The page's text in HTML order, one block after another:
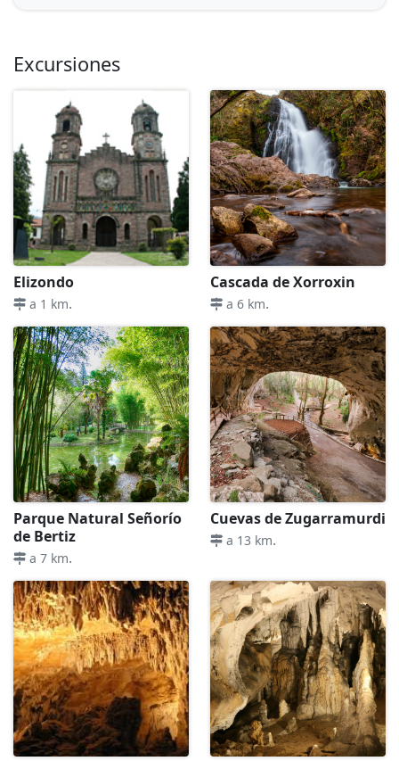
Excursiones
Elizondo
a 1 km.
Cascada de Xorroxin
a 6 km.
Parque Natural Señorío
de Bertiz
a 7 km.
Cuevas de Zugarramurdi
a 13 km.